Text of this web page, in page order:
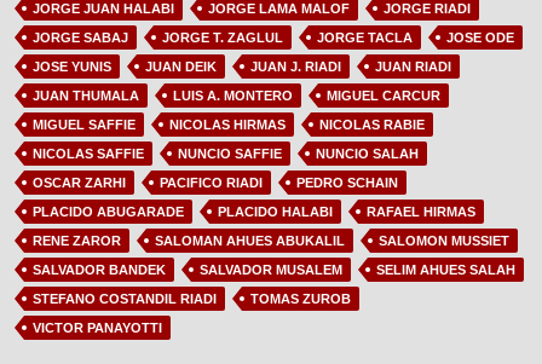
JORGE JUAN HALABI
JORGE LAMA MALOF
JORGE RIADI
JORGE SABAJ
JORGE T. ZAGLUL JORGE TACLA
JOSE ODE
JOSE YUNIS
JUAN DEIK JUAN J. RIADI
JUAN RIADI
JUAN THUMALA
LUIS A. MONTERO
MIGUEL CARCUR
MIGUEL SAFFIE
NICOLAS HIRMAS
NICOLAS RABIE
NICOLAS SAFFIE
NUNCIO SAFFIE
NUNCIO SALAH
OSCAR ZARHI
PACIFICO RIADI
PEDRO SCHAIN
PLACIDO ABUGARADE
PLACIDO HALABI
RAFAEL HIRMAS
RENE ZAROR
SALOMAN AHUES ABUKALIL
SALOMON MUSSIET
SALVADOR BANDEK
SALVADOR MUSALEM
SELIM AHUES SALAH
STEFANO COSTANDIL RIADI
TOMAS ZUROB
VICTOR PANAYOTTI